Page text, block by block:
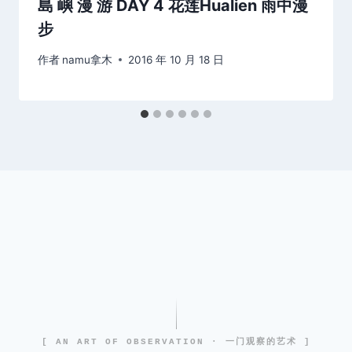
島 嶼 漫 游 DAY 4 花莲Hualien 雨中漫
步
作者 namu拿木 2016 年 10 月 18 日
[ AN ART OF OBSERVATION · 一门观察的艺术 ]